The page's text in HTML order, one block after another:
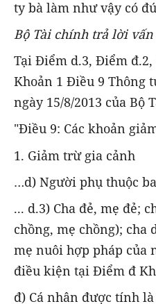
ty bà làm như vậy có
Bộ Tài chính trả lời
Tại Điểm d.3, Điểm
Khoản 1 Điều 9 Thông
ngày 15/8/2013 của Bộ
"Điều 9: Các khoản
1. Giảm trừ gia cảnh
…d) Người phụ thuộc
... d.3) Cha đẻ, mẹ đẻ;
chồng, mẹ chồng); cha
mẹ nuôi hợp pháp của
điều kiện tại Điểm đ
đ) Cá nhân được tính